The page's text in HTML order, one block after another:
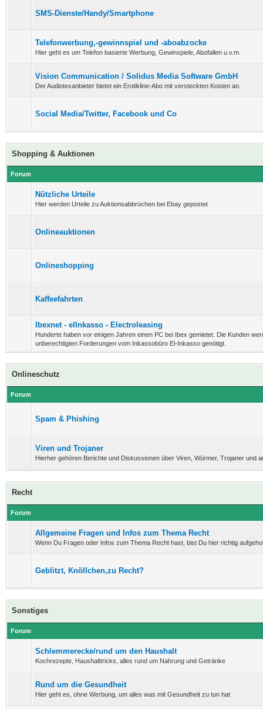
SMS-Dienste/Handy/Smartphone
Telefonwerbung,-gewinnspiel und -aboabzocke
Hier geht es um Telefon basierte Werbung, Gewinspiele, Abofallen u.v.m.
Vision Communication / Solidus Media Software GmbH
Der Audiotexanbieter bietet ein Erotikline-Abo mit versteckten Kosten an.
Social Media/Twitter, Facebook und Co
Shopping & Auktionen
Forum
Nützliche Urteile
Hier werden Urteile zu Auktionsabbrüchen bei Ebay gepostet
Onlineauktionen
Onlineshopping
Kaffeefahrten
Ibexnet - elInkasso - Electroleasing
Hunderte haben vor einigen Jahren einen PC bei Ibex gemietet. Die Kunden
unberechtigten Forderungen vom Inkassobüro El-Inkasso genötigt.
Onlineschutz
Forum
Spam & Phishing
Viren und Trojaner
Hierher gehören Berichte und Diskussionen über Viren, Würmer, Trojaner und
Recht
Forum
Allgemeine Fragen und Infos zum Thema Recht
Wenn Du Fragen oder Infos zum Thema Recht hast, bist Du hier richtig
Geblitzt, Knöllchen,zu Recht?
Sonstiges
Forum
Schlemmerecke/rund um den Haushalt
Kochrezepte, Haushalttricks, alles rund um Nahrung und Getränke
Rund um die Gesundheit
Hier geht es, ohne Werbung, um alles was mit Gesundheit zu tun hat